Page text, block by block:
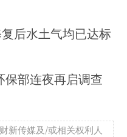
后水土气均已达标
保部连夜再启调查
新传媒及/或相关权利人